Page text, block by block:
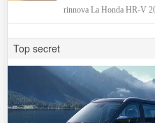
rinnova La Honda HR-V
Top secret